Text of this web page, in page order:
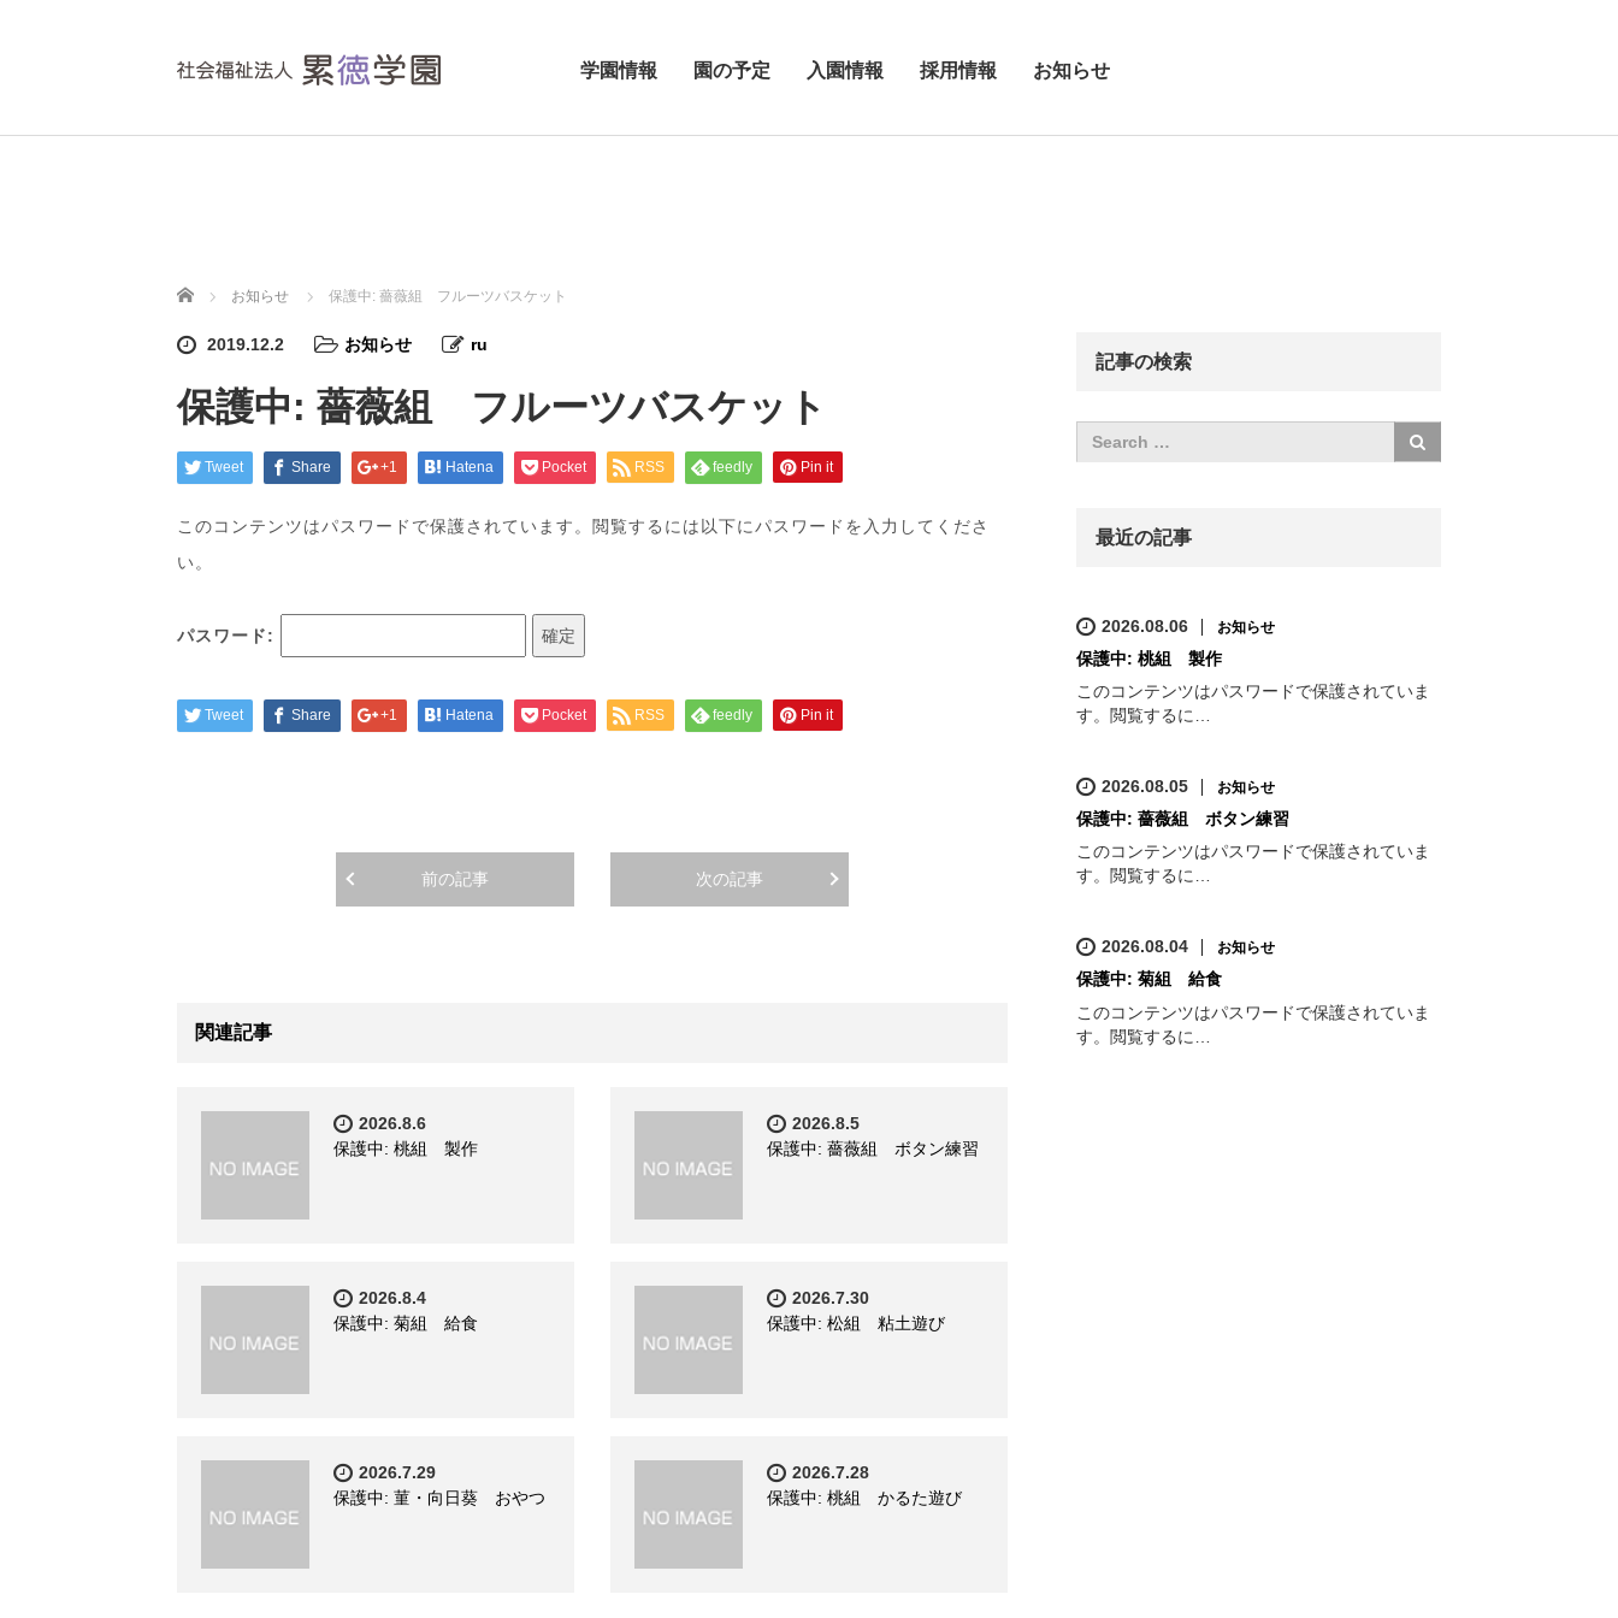
学園情報 園の予定 入園情報 採用情報 お知らせ
ホーム お知らせ 保護中: 薔薇組 フルーツバスケット
2019.12.2 お知らせ ru
保護中: 薔薇組 フルーツバスケット
Tweet Share +1 Hatena Pocket RSS feedly Pin it
このコンテンツはパスワードで保護されています。閲覧するには以下にパスワードを入力してくださ
い。
パスワード:
Tweet Share +1 Hatena Pocket RSS feedly Pin it
前の記事 次の記事
関連記事
2026.8.6
保護中: 桃組 製作
2026.8.5
保護中: 薔薇組 ボタン練習
2026.8.4
保護中: 菊組 給食
2026.7.30
保護中: 松組 粘土遊び
2026.7.29
保護中: 菫・向日葵 おやつ
2026.7.28
保護中: 桃組 かるた遊び
記事の検索
最近の記事
2026.08.06 お知らせ
保護中: 桃組 製作
このコンテンツはパスワードで保護されていま
す。閲覧するに…
2026.08.05 お知らせ
保護中: 薔薇組 ボタン練習
このコンテンツはパスワードで保護されていま
す。閲覧するに…
2026.08.04 お知らせ
保護中: 菊組 給食
このコンテンツはパスワードで保護されていま
す。閲覧するに…